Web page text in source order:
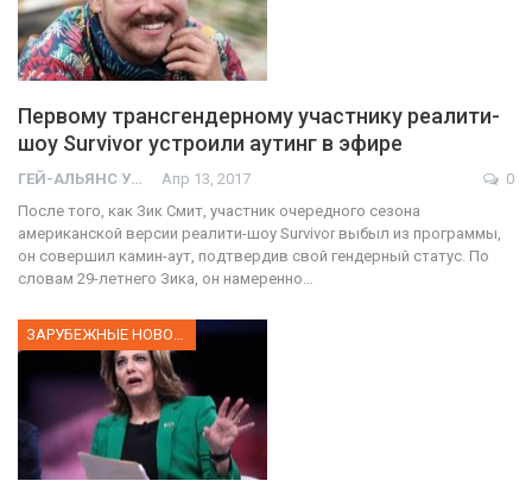
Первому трансгендерному участнику реалити-
шоу Survivor устроили аутинг в эфире
ГЕЙ-АЛЬЯНС УКРАИНА Апр 13, 2017
0
После того, как Зик Смит, участник очередного сезона
американской версии реалити-шоу Survivor выбыл из программы,
он совершил камин-аут, подтвердив свой гендерный статус. По
словам 29-летнего Зика, он намеренно…
ЗАРУБЕЖНЫЕ НОВОСТИ